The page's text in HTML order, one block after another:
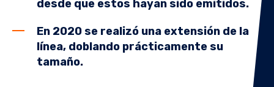
desde que estos hayan sido emitidos.
En 2020 se realizó una extensión de la
línea, doblando prácticamente su
tamaño.